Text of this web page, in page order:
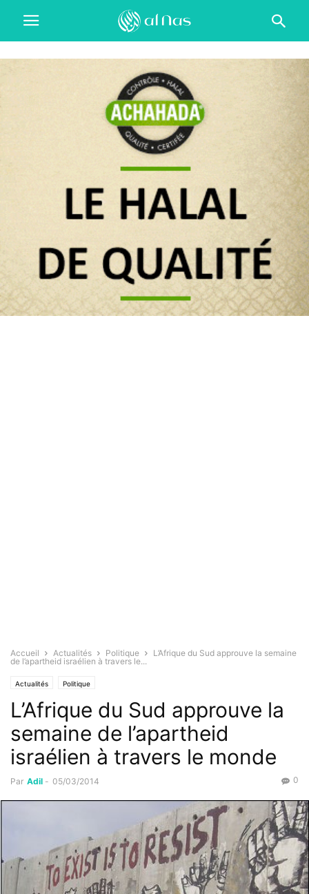
Accueil Actualités Politique
L’Afrique du Sud approuve la semaine
de l’apartheid israélien à travers le...
Actualités Politique
L’Afrique du Sud approuve la
semaine de l’apartheid
israélien à travers le monde
Par Adil - 05/03/2014 0